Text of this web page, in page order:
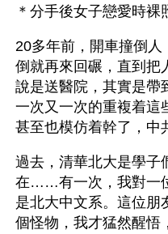
＊分手後女子戀愛時裸
20多年前，開車撞倒
倒就再來回碾，直到把
說是送醫院，其實是帶
一次又一次的重複着這
甚至也模仿着幹了，中
過去，清華北大是學子
在……有一次，我對一
是北大中文系。這位朋
個怪物，我才猛然醒悟